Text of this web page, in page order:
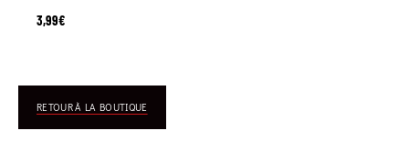
3,99€
RETOUR À LA BOUTIQUE